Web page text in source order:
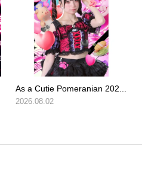
As a Cutie Pomeranian 202...
2026.08.02